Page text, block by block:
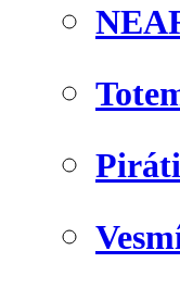
Piráti